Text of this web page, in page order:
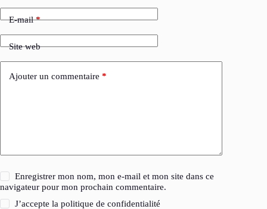
E-mail*
Site web
Ajouter un commentaire *
Enregistrer mon nom, mon e-mail et mon site dans ce
navigateur pour mon prochain commentaire.
J’accepte lapolitique de confidentialité